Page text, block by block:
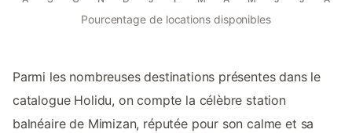
Pourcentage de locations disponibles
Parmi les nombreuses destinations présentes dans le
catalogue Holidu, on compte la célèbre station
balnéaire de Mimizan, réputée pour son calme et sa